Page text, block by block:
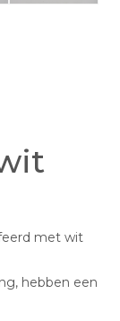
met wit
hebben een